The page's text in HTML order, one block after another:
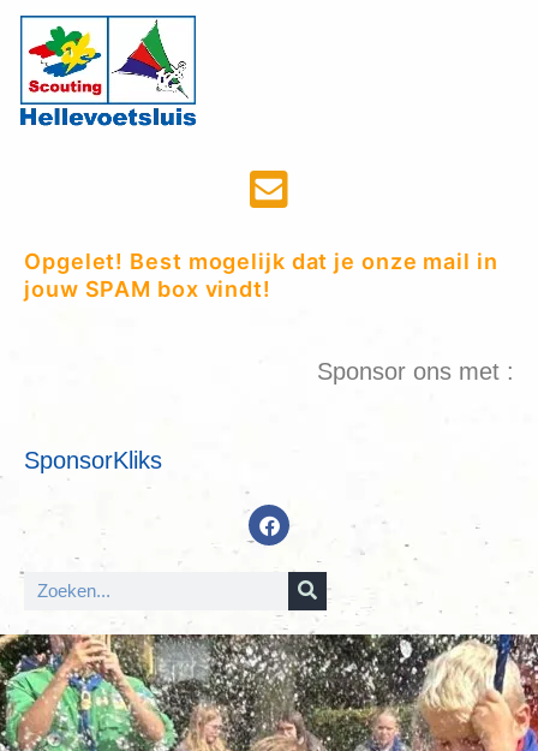
Opgelet! Best mogelijk dat je onze mail in
jouw SPAM box vindt!
Sponsor ons met :
SponsorKliks